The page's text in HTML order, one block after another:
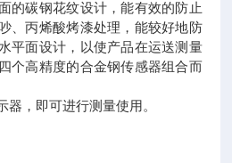
的碳钢花纹设计，能有效的防止
、丙烯酸烤漆处理，能较好地防
平面设计，以使产品在运送测量
个高精度的合金钢传感器组合而
，即可进行测量使用。